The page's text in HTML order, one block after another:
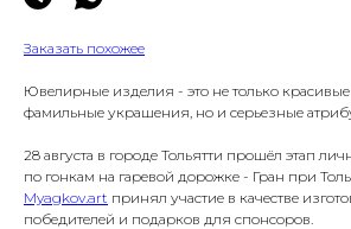
Заказать похожее
Ювелирные изделия - это не только
фамильные украшения, но и серьезные
28 августа в городе Тольятти прошёл этап
по гонкам на гаревой дорожке - Гран при
Myagkov.art принял участие в качестве
победителей и подарков для спонсоров.